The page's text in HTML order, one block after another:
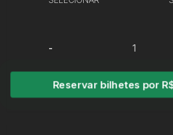
-
Reservar bilhetes por